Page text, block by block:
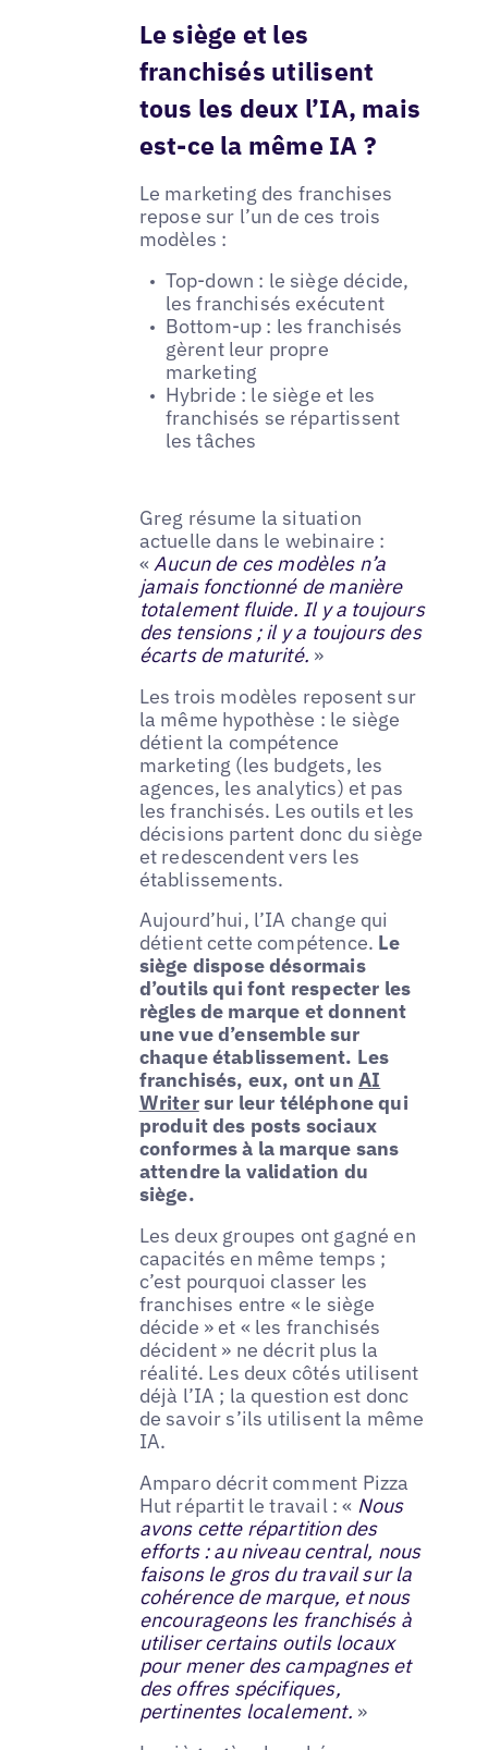
Le siège et les
franchisés utilisent
tous les deux l’IA, mais
est-ce la même IA ?
Le marketing des franchises
repose sur l’un de ces trois
modèles :
Top-down : le siège décide,
les franchisés exécutent
Bottom-up : les franchisés
gèrent leur propre
marketing
Hybride : le siège et les
franchisés se répartissent
les tâches
Greg résume la situation
actuelle dans le webinaire :
«Aucun de ces modèles n’a
jamais fonctionné de manière
totalement fluide. Il y a toujours
des tensions ; il y a toujours des
écarts de maturité. »
Les trois modèles reposent sur
la même hypothèse : le siège
détient la compétence
marketing (les budgets, les
agences, les analytics) et pas
les franchisés. Les outils et les
décisions partent donc du siège
et redescendent vers les
établissements.
Aujourd’hui, l’IA change qui
détient cette compétence. Le
siège dispose désormais
d’outils qui font respecter les
règles de marque et donnent
une vue d’ensemble sur
chaque établissement. Les
franchisés, eux, ont un AI
Writersur leur téléphone qui
produit des posts sociaux
conformes à la marque sans
attendre la validation du
siège.
Les deux groupes ont gagné en
capacités en même temps ;
c’est pourquoi classer les
franchises entre « le siège
décide » et « les franchisés
décident » ne décrit plus la
réalité. Les deux côtés utilisent
déjà l’IA ; la question est donc
de savoir s’ils utilisent la même
IA.
Amparo décrit comment Pizza
Hut répartit le travail : « Nous
avons cette répartition des
efforts : au niveau central, nous
faisons le gros du travail sur la
cohérence de marque, et nous
encourageons les franchisés à
utiliser certains outils locaux
pour mener des campagnes et
des offres spécifiques,
pertinentes localement. »